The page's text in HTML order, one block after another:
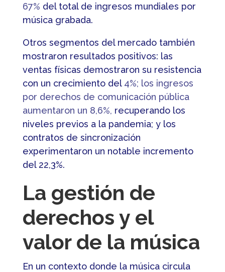
67% del total de ingresos mundiales por
música grabada.
Otros segmentos del mercado también
mostraron resultados positivos: las
ventas físicas demostraron su resistencia
con un crecimiento del 4%; los ingresos
por derechos de comunicación pública
aumentaron un 8,6%, recuperando los
niveles previos a la pandemia; y los
contratos de sincronización
experimentaron un notable incremento
del 22,3%.
La gestión de
derechos y el
valor de la música
En un contexto donde la música circula